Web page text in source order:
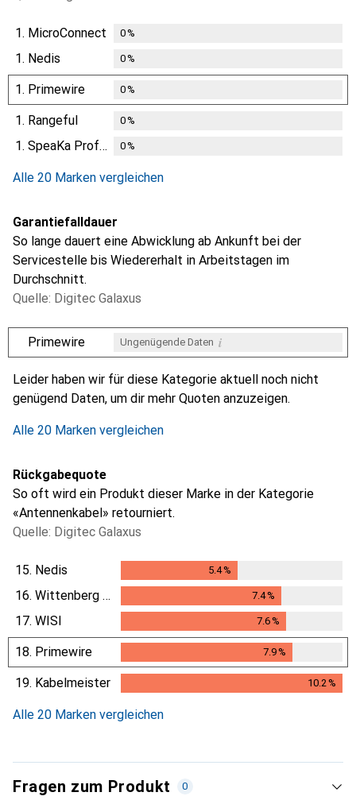
1. MicroConnect 0%
1. Nedis 0%
1. Primewire 0%
1. Rangeful 0%
1. SpeaKa Professional 0%
Alle 20 Marken vergleichen
Garantiefalldauer
So lange dauert eine Abwicklung ab Ankunft bei der
Servicestelle bis Wiedererhalt in Arbeitstagen im
Durchschnitt.
Quelle: Digitec Galaxus
Primewire Ungenügende Daten i
Leider haben wir für diese Kategorie aktuell noch nicht
genügend Daten, um dir mehr Quoten anzuzeigen.
Alle 20 Marken vergleichen
Rückgabequote
So oft wird ein Produkt dieser Marke in der Kategorie
«Antennenkabel» retourniert.
Quelle: Digitec Galaxus
15. Nedis 5.4%
16. Wittenberg Antennen 7.4%
17. WISI 7.6%
18. Primewire 7.9%
19. Kabelmeister 10.2 %
Alle 20 Marken vergleichen
Fragen zum Produkt 0